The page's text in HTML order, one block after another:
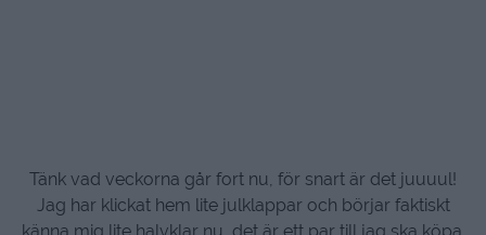
Tänk vad veckorna går fort nu, för snart är det juuuul!
Jag har klickat hem lite julklappar och börjar faktiskt
känna mig lite halvklar nu, det är ett par till jag ska köpa.